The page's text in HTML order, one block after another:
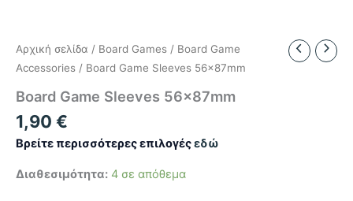
Αρχική σελίδα / Board Games / Board Game
Accessories / Board Game Sleeves 56x87mm
Board Game Sleeves 56x87mm
1,90 €
Βρείτε περισσότερες επιλογέςεδώ
Διαθεσιμότητα: 4 σε απόθεμα